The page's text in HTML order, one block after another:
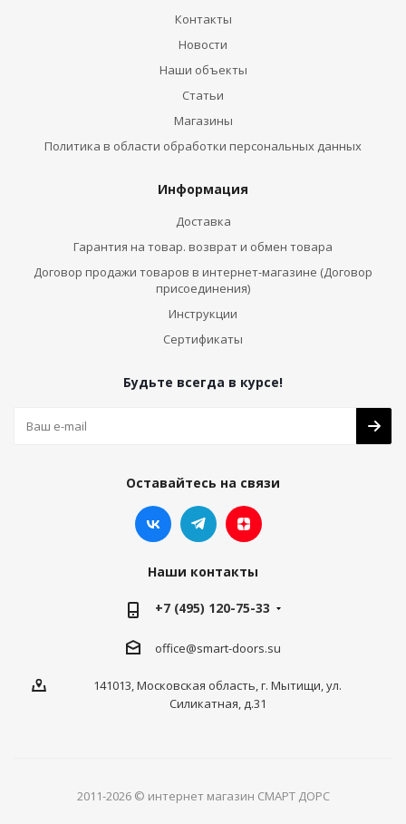
Контакты
Новости
Наши объекты
Статьи
Магазины
Политика в области обработки персональных данных
Информация
Доставка
Гарантия на товар. возврат и обмен товара
Договор продажи товаров в интернет-магазине (Договор
присоединения)
Инструкции
Сертификаты
Будьте всегда в курсе!
Оставайтесь на связи
Наши контакты
+7 (495) 120-75-33
office@smart-doors.su
141013, Московская область, г. Мытищи, ул.
Силикатная, д.31
2011-2026 © интернет магазин СМАРТ ДОРС